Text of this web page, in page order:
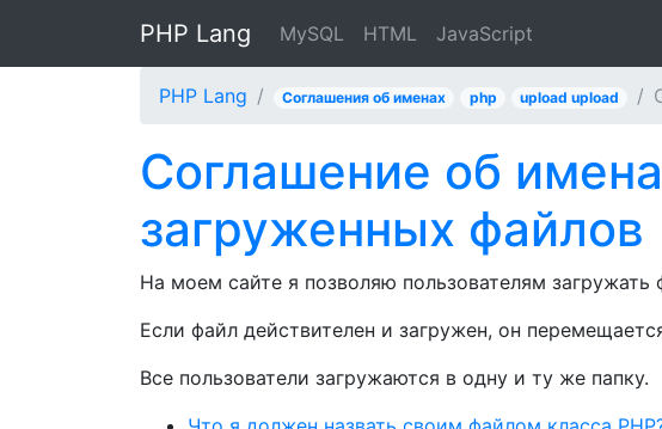
PHP Lang MySQL HTML JavaScript
PHP Lang Соглашения об именах php upload upload
Соглашение об
загруженных файлов
На моем сайте я позволяю пользователям загружать
Если файл действителен и загружен, он
Все пользователи загружаются в одну и ту же папку.